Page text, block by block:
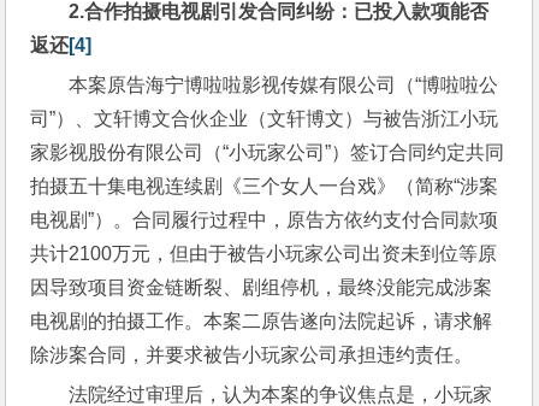
2.合作拍摄电视剧引发合同纠纷：已投入款项能否
返还[4]
本案原告海宁博啦啦影视传媒有限公司（“博啦啦公
司”）、文轩博文合伙企业（文轩博文）与被告浙江小玩
家影视股份有限公司（“小玩家公司”）签订合同约定共同
拍摄五十集电视连续剧《三个女人一台戏》（简称“涉案
电视剧”）。合同履行过程中，原告方依约支付合同款项
共计2100万元，但由于被告小玩家公司出资未到位等原
因导致项目资金链断裂、剧组停机，最终没能完成涉案
电视剧的拍摄工作。本案二原告遂向法院起诉，请求解
除涉案合同，并要求被告小玩家公司承担违约责任。
法院经过审理后，认为本案的争议焦点是，小玩家